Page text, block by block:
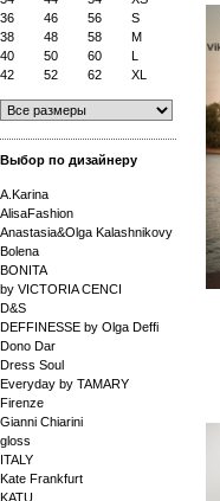
36
46 56
S
38
48 58
M
40
50 60
L
42
52 62 XL
Выбор по дизайнеру
A.Karina
AlisaFashion
Anastasia&Olga Kalashnikovy
Bolena
BONITA
by VICTORIA CENCI
D&S
DEFFINESSE by Olga Deffi
Dono Dar
Dress Soul
Everyday by TAMARY
Firenze
Gianni Chiarini
gloss
ITALY
Kate Frankfurt
KATU